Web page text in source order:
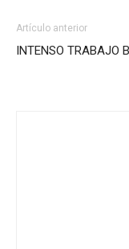
Artículo anterior
INTENSO TRABAJO